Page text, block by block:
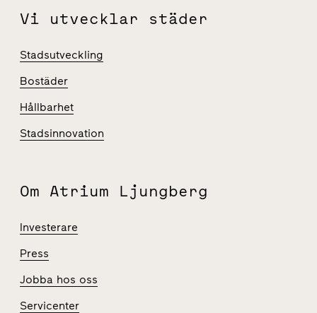
Vi utvecklar städer
Stadsutveckling
Bostäder
Hållbarhet
Stadsinnovation
Om Atrium Ljungberg
Investerare
Press
Jobba hos oss
Servicenter